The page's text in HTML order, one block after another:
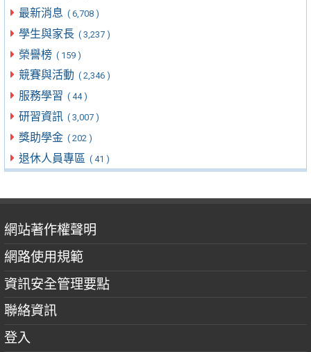
最新消息 ( 6,708 )
學生與家長 ( 3,237 )
榮譽榜 ( 159 )
競賽與活動 ( 2,346 )
服務學習 ( 44 )
研習資訊 ( 3,007 )
獎助學金 ( 202 )
退休人員專區 ( 41 )
網站著作權聲明
網路使用規範
資訊安全管理要點
聯絡資訊
登入